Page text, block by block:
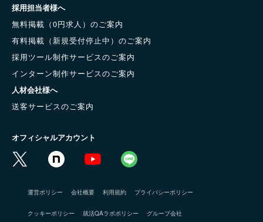
採用担当者様へ
無料掲載（0円求人）のご案内
有料掲載（新規受付停止中）のご案内
採用ツール制作サービスのご案内
インターン制作サービスのご案内
人材会社様へ
送客サービスのご案内
オフィシャルアカウント
運営ポリシー 会社概要 利用規約 プライバシーポリシー
クッキーポリシー 就活QAラボポリシー グループ会社